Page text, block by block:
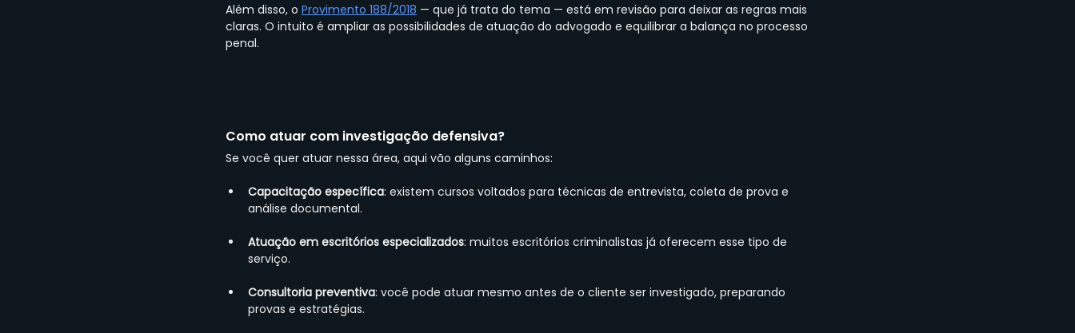
Além disso, o Provimento 188/2018 — que já trata do tema — está em revisão para deixar as regras mais
claras. O intuito é ampliar as possibilidades de atuação do advogado e equilibrar a balança no processo
penal.
Como atuar com investigação defensiva?
Se você quer atuar nessa área, aqui vão alguns caminhos:
Capacitação específica: existem cursos voltados para técnicas de entrevista, coleta de prova e
análise documental.
Atuação em escritórios especializados: muitos escritórios criminalistas já oferecem esse tipo de
serviço.
Consultoria preventiva: você pode atuar mesmo antes de o cliente ser investigado, preparando
provas e estratégias.